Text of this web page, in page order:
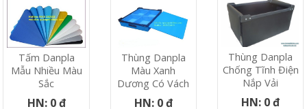
Tấm Danpla
Mẫu Nhiều Màu
Sắc
HN: 0 đ
Thùng Danpla
Màu Xanh
Dương Có Vách
HN: 0 đ
Thùng Danpla
Chống Tĩnh Điện
Nắp Vải
HN: 0 đ